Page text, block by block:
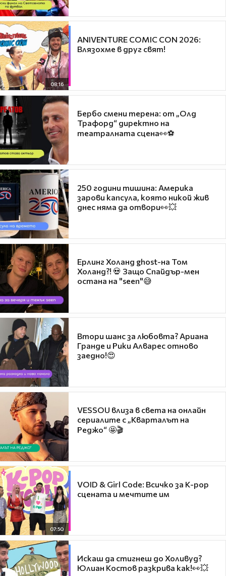
08:16
ANIVENTURE COMIC CON 2026:
Влязохме в друг свят!
Бербо смени терена: от „Олд
Трафорд“ директно на
театралната сцена👀⚽
250 години тишина: Америка
зарови капсула, която никой жив
днес няма да отвори👀💥
Ерлинг Холанд ghost-на Том
Холанд?! 💀 Защо Спайдър-мен
остана на "seen"😅
Втори шанс за любовта? Ариана
Гранде и Рики Алварес отново
заедно!😍
VESSOU влиза в света на онлайн
сериалите с „Кварталът на
Реджо“ 🤩🎬
07:50
VOID & Girl Code: Всичко за K-pop
сцената и мечтите им
Искаш да стигнеш до Холивуд?
Юлиан Костов разкрива как!👀💥